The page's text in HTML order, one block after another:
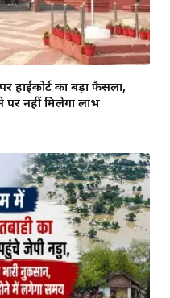
हाईकोर्ट का बड़ा फैसला,
पर नहीं मिलेगा लाभ